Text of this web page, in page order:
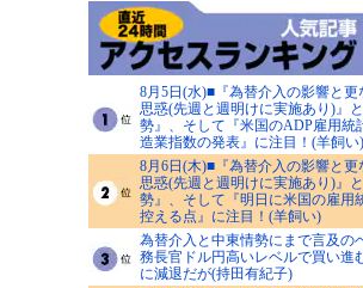
8月5日(水)■『為替介入の影響と更
思惑(先週と週明けに実施あり)』
勢』、そして『米国のADP雇用統
造業指数の発表』に注目！(羊飼い)
8月6日(木)■『為替介入の影響と更
思惑(先週と週明けに実施あり)』
勢』、そして『明日に米国の雇用
控える点』に注目！(羊飼い)
為替介入と中東情勢にまで言及の
務長官ドル円高いレベルで買い進
に減退だが(持田有紀子)